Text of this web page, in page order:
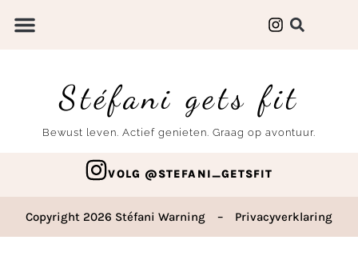
Stéfani gets fit
Bewust leven. Actief genieten. Graag op avontuur.
VOLG @STEFANI_GETSFIT
Copyright 2026 Stéfani Warning – Privacyverklaring